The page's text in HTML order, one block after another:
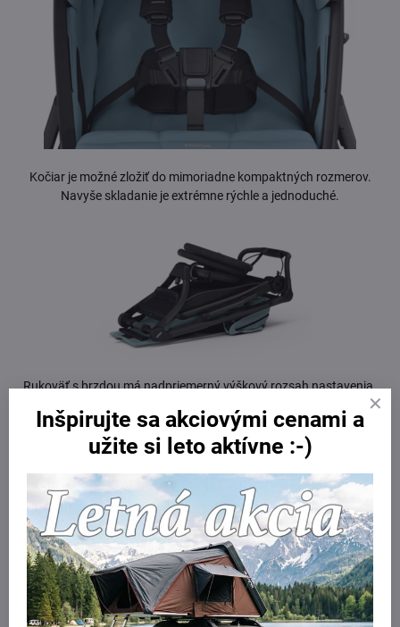
Kočiar je možné zložiť do mimoriadne kompaktných rozmerov.
Navyše skladanie je extrémne rýchle a jednoduché.
Rukoväť s brzdou má nadpriemerný výškový rozsah nastavenia.
Inšpirujte sa akciovými cenami a
užite si leto aktívne :-)